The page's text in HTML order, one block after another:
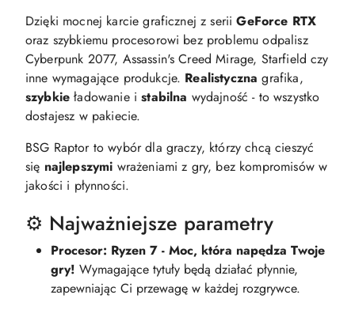
Dzięki mocnej karcie graficznej z seriiGeForce RTX
oraz szybkiemu procesorowi bez problemu odpalisz
Cyberpunk 2077, Assassin's Creed Mirage, Starfield czy
inne wymagające produkcje. Realistyczna grafika,
szybkie ładowanie istabilna wydajność - to wszystko
dostajesz w pakiecie.
BSG Raptor to wybór dla graczy, którzy chcą cieszyć
się najlepszymi wrażeniami z gry, bez kompromisów w
jakości i płynności.
⚙️ Najważniejsze parametry
Procesor: Ryzen 7 - Moc, która napędza Twoje
gry! Wymagające tytuły będą działać płynnie,
zapewniając Ci przewagę w każdej rozgrywce.